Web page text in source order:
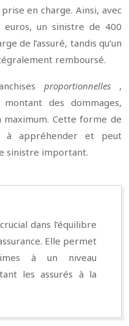
en charge. Ainsi, avec
un sinistre de 400
de l’assuré, tandis qu’un
remboursé.
proportionnelles ,
des dommages,
Cette forme de
à appréhender et peut
sinistre important.
dans l’équilibre
Elle permet
à un niveau
les assurés à la